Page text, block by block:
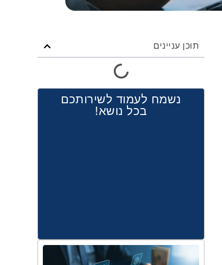
תוכן עניינים
נשמח לעמוד לשירותכם
בכל נושא!